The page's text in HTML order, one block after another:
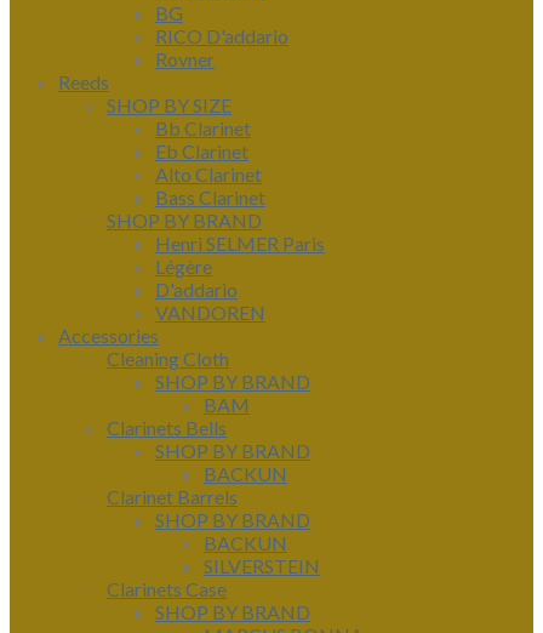
BG
RICO D'addario
Rovner
Reeds
SHOP BY SIZE
Bb Clarinet
Eb Clarinet
Alto Clarinet
Bass Clarinet
SHOP BY BRAND
Henri SELMER Paris
Légère
D'addario
VANDOREN
Accessories
Cleaning Cloth
SHOP BY BRAND
BAM
Clarinets Bells
SHOP BY BRAND
BACKUN
Clarinet Barrels
SHOP BY BRAND
BACKUN
SILVERSTEIN
Clarinets Case
SHOP BY BRAND